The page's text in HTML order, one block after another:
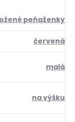
peňaženky
červená
malá
na výšku